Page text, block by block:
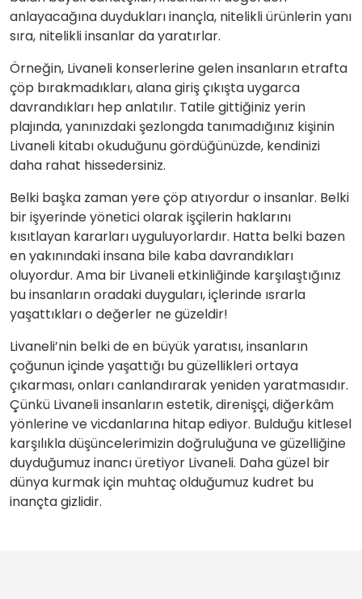
anlayacağına duydukları inançla, nitelikli ürünlerin yanı
sıra, nitelikli insanlar da yaratırlar.
Örneğin, Livaneli konserlerine gelen insanların etrafta
çöp bırakmadıkları, alana giriş çıkışta uygarca
davrandıkları hep anlatılır. Tatile gittiğiniz yerin
plajında, yanınızdaki şezlongda tanımadığınız kişinin
Livaneli kitabı okuduğunu gördüğünüzde, kendinizi
daha rahat hissedersiniz.
Belki başka zaman yere çöp atıyordur o insanlar. Belki
bir işyerinde yönetici olarak işçilerin haklarını
kısıtlayan kararları uyguluyorlardır. Hatta belki bazen
en yakınındaki insana bile kaba davrandıkları
oluyordur. Ama bir Livaneli etkinliğinde karşılaştığınız
bu insanların oradaki duyguları, içlerinde ısrarla
yaşattıkları o değerler ne güzeldir!
Livaneli’nin belki de en büyük yaratısı, insanların
çoğunun içinde yaşattığı bu güzellikleri ortaya
çıkarması, onları canlandırarak yeniden yaratmasıdır.
Çünkü Livaneli insanların estetik, direnişçi, diğerkâm
yönlerine ve vicdanlarına hitap ediyor. Bulduğu kitlesel
karşılıkla düşüncelerimizin doğruluğuna ve güzelliğine
duyduğumuz inancı üretiyor Livaneli. Daha güzel bir
dünya kurmak için muhtaç olduğumuz kudret bu
inançta gizlidir.